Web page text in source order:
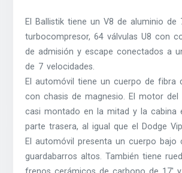
El Ballistik tiene un V8 de aluminio de
turbocompresor, 64 válvulas U8 con
de admisión y escape conectados a
de 7 velocidades.
El automóvil tiene un cuerpo de fibra
con chasis de magnesio. El motor del
casi montado en la mitad y la cabina
parte trasera, al igual que el Dodge
El automóvil presenta un cuerpo bajo
guardabarros altos. También tiene